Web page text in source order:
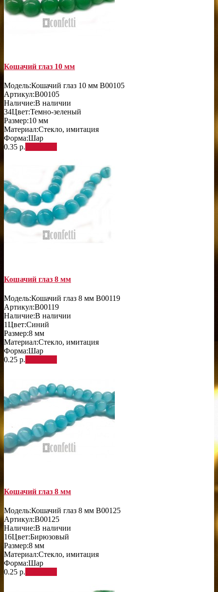
Кошачий глаз 10 мм
Модель:Кошачий глаз 10 мм B00105
Артикул:B00105
Наличие:В наличии
34Цвет:Темно-зеленый
Размер:10 мм
Материал:Стекло, имитация
Форма:Шар
0.35 р.
Кошачий глаз 8 мм
Модель:Кошачий глаз 8 мм B00119
Артикул:B00119
Наличие:В наличии
1Цвет:Синий
Размер:8 мм
Материал:Стекло, имитация
Форма:Шар
0.25 р.
Кошачий глаз 8 мм
Модель:Кошачий глаз 8 мм B00125
Артикул:B00125
Наличие:В наличии
16Цвет:Бирюзовый
Размер:8 мм
Материал:Стекло, имитация
Форма:Шар
0.25 р.